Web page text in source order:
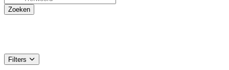
Filters